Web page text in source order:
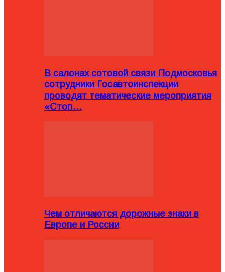
В салонах сотовой связи Подмосковья
сотрудники Госавтоинспекции
проводят тематические мероприятия
«Стоп…
Чем отличаются дорожные знаки в
Европе и России